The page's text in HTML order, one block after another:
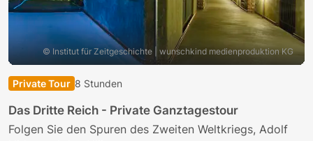
© Institut für Zeitgeschichte | wunschkind medienproduktion KG
Private Tour 8 Stunden
Das Dritte Reich - Private Ganztagestour
Folgen Sie den Spuren des Zweiten Weltkriegs, Adolf